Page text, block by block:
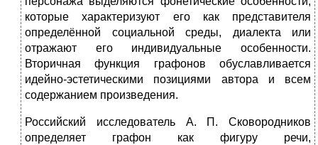
которые характеризуют его как представителя
определённой социальной среды, диалекта или
отражают его индивидуальные особенности.
Вторичная функция графонов обуславливается
идейно-эстетическими позициями автора и всем
содержанием произведения.
Российский исследователь А. П. Сковородников
определяет графон как фигуру речи,